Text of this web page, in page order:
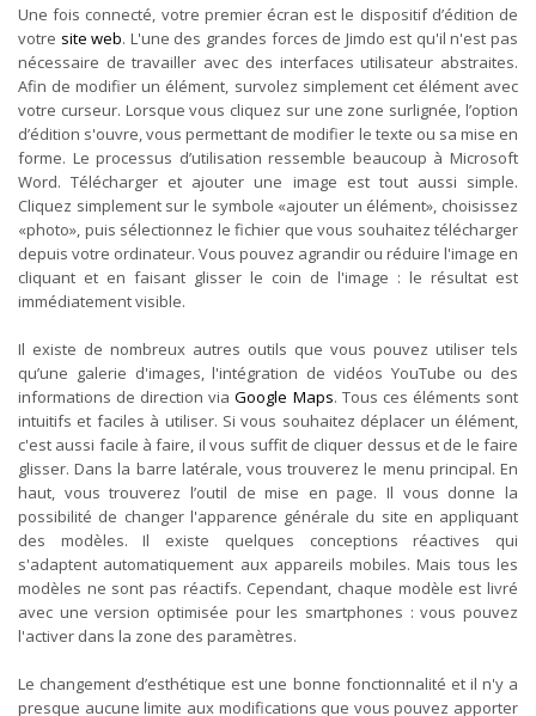
Une fois connecté, votre premier écran est le dispositif d’édition de
votre site web. L'une des grandes forces de Jimdo est qu'il n'est pas
nécessaire de travailler avec des interfaces utilisateur abstraites.
Afin de modifier un élément, survolez simplement cet élément avec
votre curseur. Lorsque vous cliquez sur une zone surlignée, l’option
d’édition s'ouvre, vous permettant de modifier le texte ou sa mise en
forme. Le processus d’utilisation ressemble beaucoup à Microsoft
Word. Télécharger et ajouter une image est tout aussi simple.
Cliquez simplement sur le symbole «ajouter un élément», choisissez
«photo», puis sélectionnez le fichier que vous souhaitez télécharger
depuis votre ordinateur. Vous pouvez agrandir ou réduire l'image en
cliquant et en faisant glisser le coin de l'image : le résultat est
immédiatement visible.
Il existe de nombreux autres outils que vous pouvez utiliser tels
qu’une galerie d'images, l'intégration de vidéos YouTube ou des
informations de direction viaGoogle Maps. Tous ces éléments sont
intuitifs et faciles à utiliser. Si vous souhaitez déplacer un élément,
c'est aussi facile à faire, il vous suffit de cliquer dessus et de le faire
glisser. Dans la barre latérale, vous trouverez le menu principal. En
haut, vous trouverez l’outil de mise en page. Il vous donne la
possibilité de changer l'apparence générale du site en appliquant
des modèles. Il existe quelques conceptions réactives qui
s'adaptent automatiquement aux appareils mobiles. Mais tous les
modèles ne sont pas réactifs. Cependant, chaque modèle est livré
avec une version optimisée pour les smartphones : vous pouvez
l'activer dans la zone des paramètres.
Le changement d’esthétique est une bonne fonctionnalité et il n'y a
presque aucune limite aux modifications que vous pouvez apporter